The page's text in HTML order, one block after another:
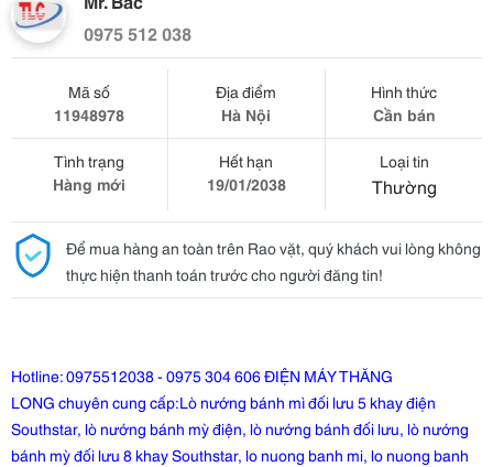
0975 512 038
Mã số
11948978
Địa điểm
Hà Nội
Hình thức
Cần bán
Tình trạng
Hàng mới
Hết hạn
19/01/2038
Loại tin
Thường
Để mua hàng an toàn trên Rao vặt, quý khách vui lòng không
thực hiện thanh toán trước cho người đăng tin!
Hotline: 0975512038 - 0975 304 606 ĐIỆN MÁY THĂNG
LONG chuyên cung cấp:Lò nướng bánh mì đối lưu 5 khay điện
Southstar, lò nướng bánh mỳ điện, lò nướng bánh đối lưu, lò nướng
bánh mỳ đối lưu 8 khay Southstar, lo nuong banh mi, lo nuong banh